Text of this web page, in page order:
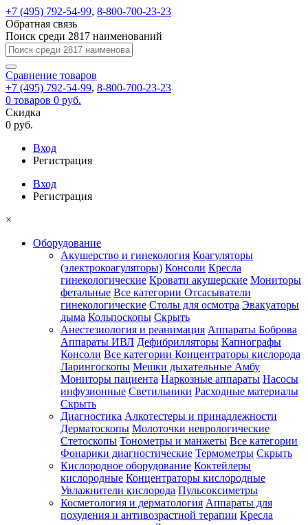
+7 (495) 792-54-99, 8-800-700-23-23
Обратная связь
Поиск среди 2817 наименований
Сравнение товаров
+7 (495) 792-54-99, 8-800-700-23-23
0 товаров 0 руб.
Скидка
0 руб.
Вход
Регистрация
Вход
Регистрация
×
Оборудование
Акушерство и гинекология Коагуляторы
(электрокоагуляторы) Консоли Кресла
гинекологические Кровати акушерские Мониторы
фетальные Все категории Отсасыватели
гинекологические Столы для осмотра Эвакуаторы
дыма Кольпоскопы Скрыть
Анестезиология и реанимация Аппараты Боброва
Аппараты ИВЛ Дефибрилляторы Капнографы
Консоли Все категории Концентраторы кислорода
Ларингоскопы Мешки дыхательные Амбу
Мониторы пациента Наркозные аппараты Насосы
инфузионные Светильники Расходные материалы
Скрыть
Диагностика Алкотестеры и принадлежности
Дерматоскопы Молоточки неврологические
Стетоскопы Тонометры и манжеты Все категории
Фонарики диагностические Термометры Скрыть
Кислородное оборудование Коктейлеры
кислородные Концентраторы кислородные
Увлажнители кислорода Пульсоксиметры
Косметология и дерматология Аппараты для
похудения и антивозрастной терапии Кресла